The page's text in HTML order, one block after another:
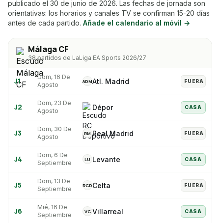
publicado el 30 de junio de 2026. Las fechas de jornada son
orientativas: los horarios y canales TV se confirman 15-20 días
antes de cada partido. Añade el calendario al móvil →
Málaga CF
38 partidos de LaLiga EA Sports 2026/27
J1
Dom, 16 De
Agosto
ADMAtl. Madrid FUERA
J2
Dom, 23 De
Agosto
Dépor CASA
J3
Dom, 30 De
Agosto
RM Real Madrid FUERA
J4
Dom, 6 De
Septiembre
LU Levante CASA
J5
Dom, 13 De
Septiembre
RCDCelta FUERA
J6
Mié, 16 De
Septiembre
VC Villarreal CASA